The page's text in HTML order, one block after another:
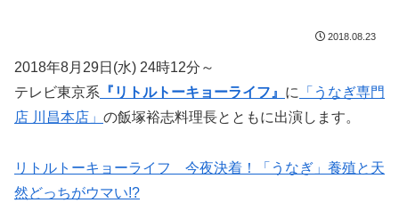
2018.08.23
2018年8月29日(水) 24時12分～
テレビ東京系 『リトルトーキョーライフ』 に 「うなぎ専門
店 川昌本店」 の飯塚裕志料理長とともに出演します。
リトルトーキョーライフ 今夜決着！「うなぎ」養殖と天
然どっちがウマい!?